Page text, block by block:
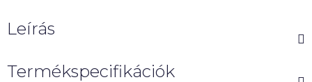
Leírás
Termékspecifikációk